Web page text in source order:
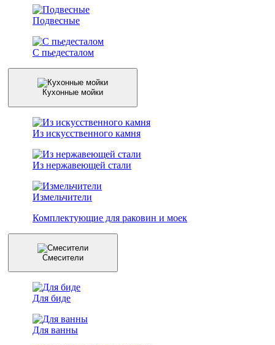
Подвесные
С пьедесталом
Кухонные мойки
Из искусственного камня
Из нержавеющей стали
Измельчители
Комплектующие для раковин и моек
Смесители
Для биде
Для ванны